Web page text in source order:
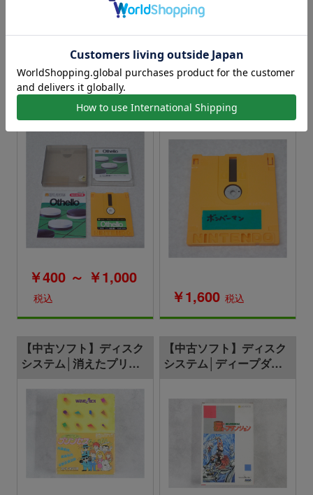
￥600 税込 ￥1,100 税込
【中古ソフト】ディスク
システム│オセロ
￥400 ～ ￥1,000
税込
システム│ボンバーマン/
ナイトムーブ
￥1,600 税込
【中古ソフト】ディスク
システム│消えたプリン
【中古ソフト】ディスク
システム│ディープダン